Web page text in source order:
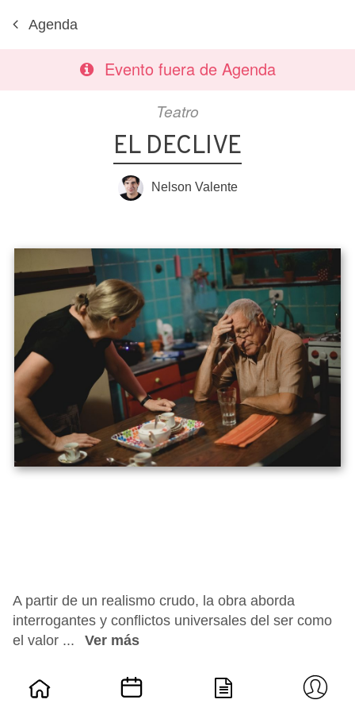
Agenda
Evento fuera de Agenda
Teatro
EL DECLIVE
Nelson Valente
A partir de un realismo crudo, la obra aborda
interrogantes y conflictos universales del ser como
el valor ...
Ver más